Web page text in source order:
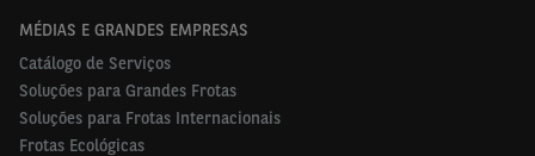
MÉDIAS E GRANDES EMPRESAS
Catálogo de Serviços
Soluções para Grandes Frotas
Soluções para Frotas Internacionais
Frotas Ecológicas